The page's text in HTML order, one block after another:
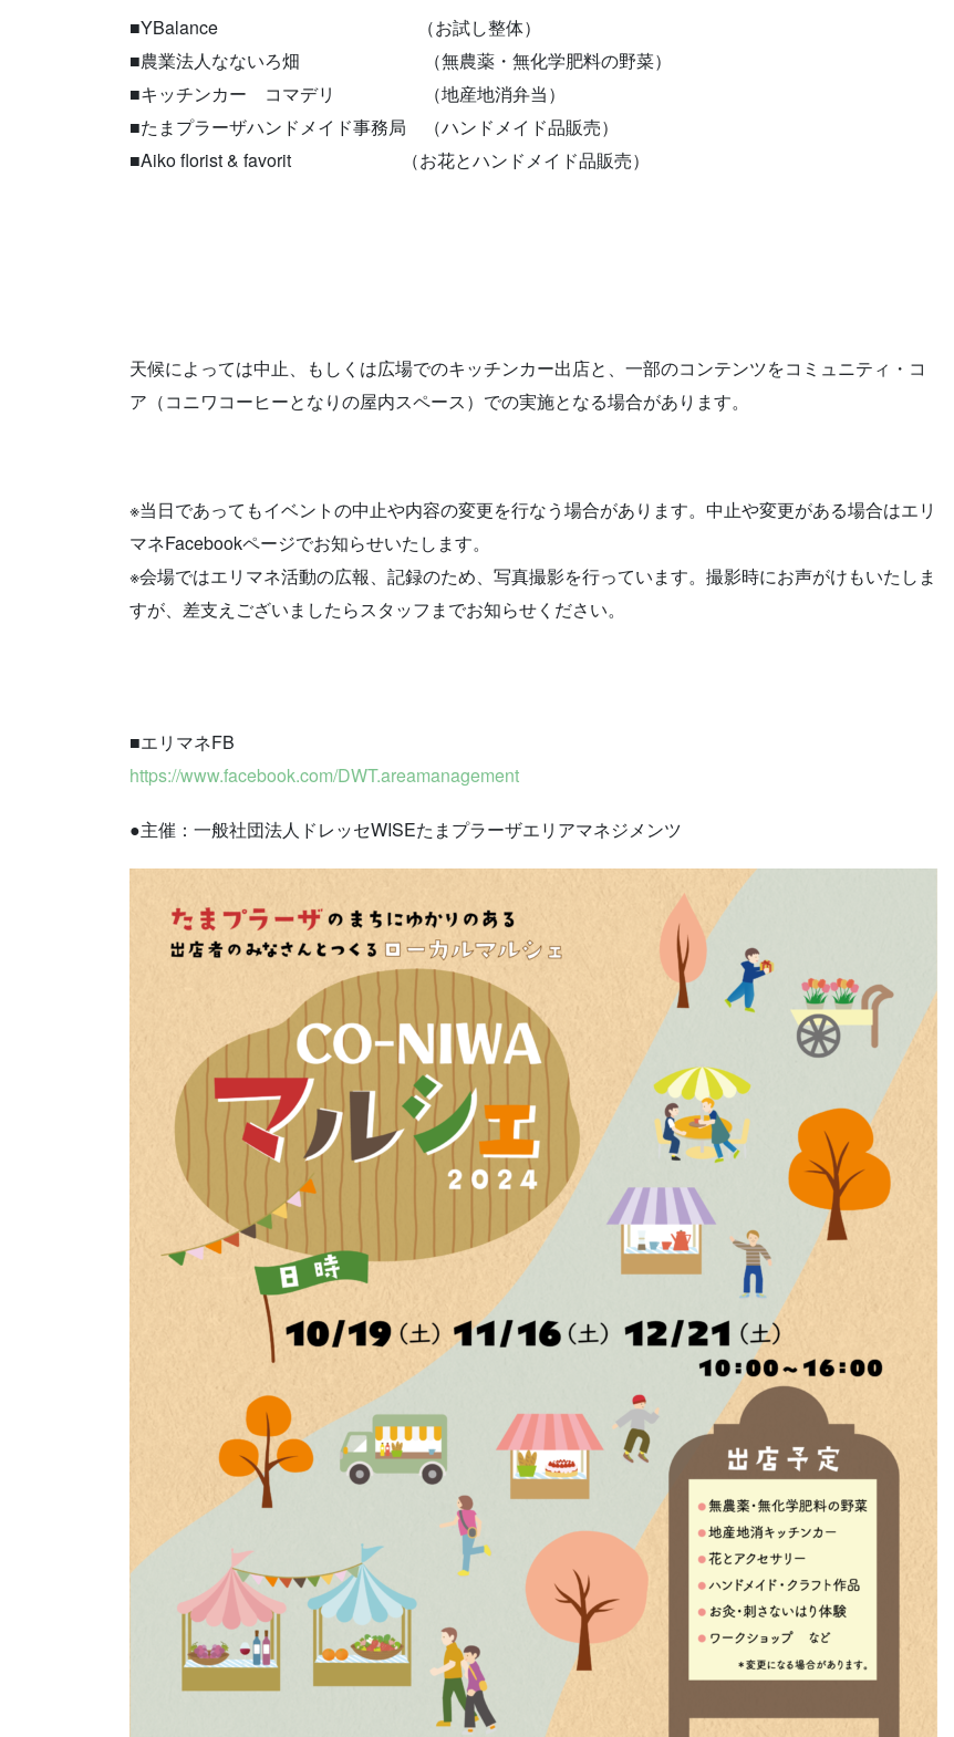
■YBalance （お試し整体）
■農業法人なないろ畑 （無農薬・無化学肥料の野菜）
■キッチンカー コマデリ （地産地消弁当）
■たまプラーザハンドメイド事務局 （ハンドメイド品販売）
■Aiko florist & favorit （お花とハンドメイド品販売）
天候によっては中止、もしくは広場でのキッチンカー出店と、一部のコンテンツをコミュニティ・コ
ア（コニワコーヒーとなりの屋内スペース）での実施となる場合があります。
※当日であってもイベントの中止や内容の変更を行なう場合があります。中止や変更がある場合はエリ
マネFacebookページでお知らせいたします。
※会場ではエリマネ活動の広報、記録のため、写真撮影を行っています。撮影時にお声がけもいたしま
すが、差支えございましたらスタッフまでお知らせください。
■エリマネFB
https://www.facebook.com/DWT.areamanagement
●主催：一般社団法人ドレッセWISEたまプラーザエリアマネジメンツ